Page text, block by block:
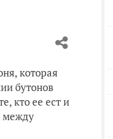
которая
бутонов
кто ее ест и
между